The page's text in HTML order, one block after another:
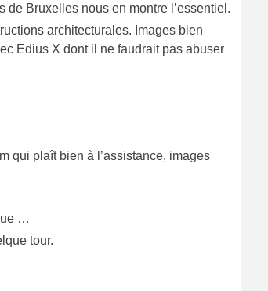
de Bruxelles nous en montre l’essentiel.
architecturales. Images bien
Edius X dont il ne faudrait pas abuser
qui plaît bien à l’assistance, images
…
tour.